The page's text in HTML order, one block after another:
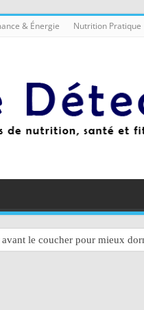
& Énergie Nutrition Pratique
le coucher pour mieux